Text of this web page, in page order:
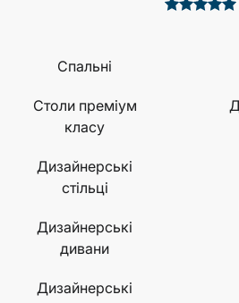
Спальні
Столи преміум
класу
Дизайнерські
стільці
Дизайнерські
дивани
Дизайнерські